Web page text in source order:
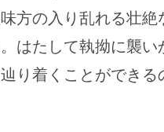
方の入り乱れる壮絶
はたして執拗に襲い
り着くことができる